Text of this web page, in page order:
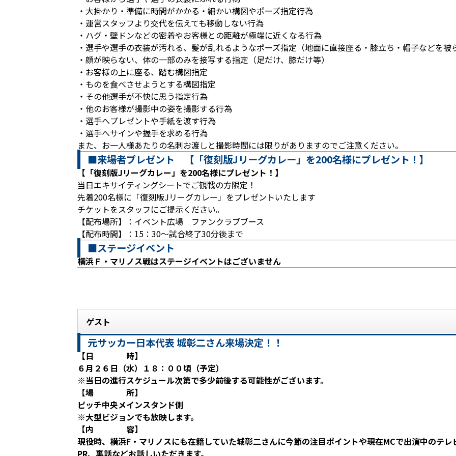
・大掛かり・準備に時間がかかる・細かい構図やポーズ指定行為
・運営スタッフより交代を伝えても移動しない行為
・ハグ・壁ドンなどの密着やお客様との距離が極端に近くなる行為
・選手や選手の衣装が汚れる、髪が乱れるようなポーズ指定（地面に直接座る・膝立ち・帽子などを被
・顔が映らない、体の一部のみを接写する指定（足だけ、膝だけ等）
・お客様の上に座る、踏む構図指定
・ものを食べさせようとする構図指定
・その他選手が不快に思う指定行為
・他のお客様が撮影中の姿を撮影する行為
・選手へプレゼントや手紙を渡す行為
・選手へサインや握手を求める行為
また、お一人様あたりの名刺お渡しと撮影時間には限りがありますのでご注意ください。
■来場者プレゼント 【「復刻版Jリーグカレー」を200名様にプレゼント！】
【「復刻版Jリーグカレー」を200名様にプレゼント！】
当日エキサイティングシートでご観戦の方限定！
先着200名様に「復刻版Jリーグカレー」をプレゼントいたします
チケットをスタッフにご提示ください。
【配布場所】：イベント広場 ファンクラブブース
【配布時間】：15：30～試合終了30分後まで
■ステージイベント
横浜Ｆ・マリノス戦はステージイベントはございません
ゲスト
元サッカー日本代表 城彰二さん来場決定！！
【日 時】
６月２６日（水）１８：００頃（予定）
※当日の進行スケジュール次第で多少前後する可能性がございます。
【場 所】
ピッチ中央メインスタンド側
※大型ビジョンでも放映します。
【内 容】
現役時、横浜F・マリノスにも在籍していた城彰二さんに今節の注目ポイントや現在MCで出演中のテ
PR、裏話などお話しいただきます。